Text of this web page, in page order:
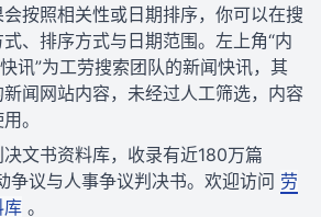
按照相关性或日期排序，你可以在搜
、排序方式与日期范围。左上角“内
讯”为工劳搜索团队的新闻快讯，其
闻网站内容，未经过人工筛选，内容
。
文书资料库，收录有近180万篇
议与人事争议判决书。欢迎访问 劳
库 。